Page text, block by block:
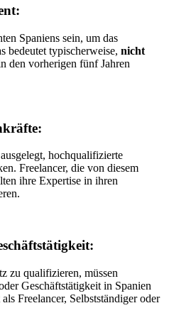
Spaniens sein, um das
bedeutet typischerweise, nicht
den vorherigen fünf Jahren
hochqualifizierte
Freelancer, die von diesem
ihre Expertise in ihren
zu qualifizieren, müssen
Geschäftstätigkeit in Spanien
Freelancer, Selbstständiger oder